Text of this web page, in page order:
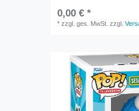
0,00 € *
*zzgl. ges. MwSt. zzgl.